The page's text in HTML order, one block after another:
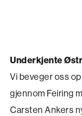
Underkjente
Vi beveger oss
gjennom Feiring
Carsten Ankers